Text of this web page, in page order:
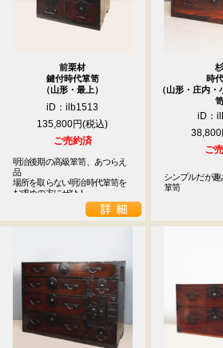
前栗材
鍵付時代箪笥
（山形・最上）
iD：ilb1513
135,800円
ご売約済
明治後期の高級箪笥、あつらえ
品
場所を取らない明治時代箪笥を
お求めの方にぜひ！
時
（山形・庄内
笥
iD：
38,800
ご
シンプルだが
箪笥